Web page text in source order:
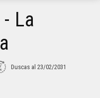
La
Duscas al 23/02/2031